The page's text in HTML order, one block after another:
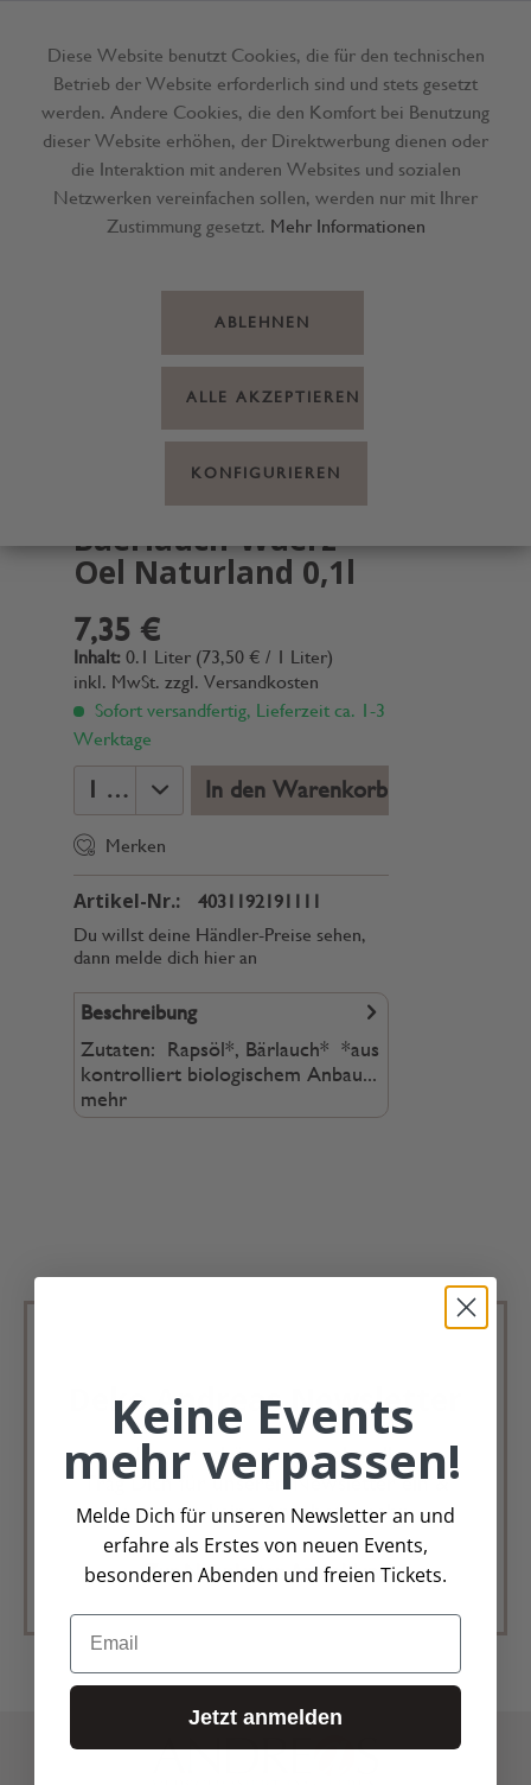
Menü
Baerlauch-Wuerz
Oel Naturland 0,1l
7,35 €
Inhalt: 0.1 Liter (73,50 € / 1 Liter)
inkl. MwSt. zzgl. Versandkosten
Sofort versandfertig, Lieferzeit ca. 1-3
Werktage
In den Warenkorb
Merken
Artikel-Nr.:
4031192191111
Du willst deine Händler-Preise sehen,
dann melde dich hier an
Beschreibung
Zutaten: Rapsöl*, Bärlauch* *aus
kontrolliert biologischem Anbau...
mehr
Deko Andreas Newsletter
Immer schön, immer aktuell.
Trag Dich für unseren Newsletter ein &
verpasse keine Angebote mehr
Zur Newsletter Anmeldung
Diese Website benutzt Cookies, die für den technischen
Betrieb der Website erforderlich sind und stets gesetzt
werden. Andere Cookies, die den Komfort bei Benutzung
dieser Website erhöhen, der Direktwerbung dienen oder
die Interaktion mit anderen Websites und sozialen
Netzwerken vereinfachen sollen, werden nur mit Ihrer
Zustimmung gesetzt. Mehr Informationen
ABLEHNEN
ALLE AKZEPTIEREN
KONFIGURIEREN
Keine Events
mehr verpassen!
Melde Dich für unseren Newsletter an und
erfahre als Erstes von neuen Events,
besonderen Abenden und freien Tickets.
Email
Jetzt anmelden